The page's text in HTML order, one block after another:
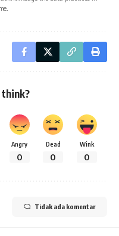
Angry
0
Dead
0
Wink
0
Tidak ada komentar